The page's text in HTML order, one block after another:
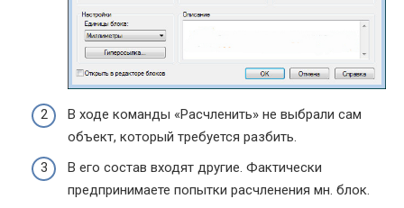
В ходе команды «Расчленить» не выбрали сам
объект, который требуется разбить.
В его состав входят другие. Фактически
предпринимаете попытки расчленения мн. блок.